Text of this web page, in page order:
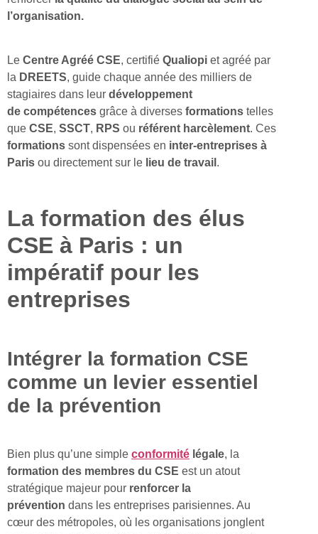
l’organisation.
Le Centre Agréé CSE, certifié Qualiopi et agréé par
la DREETS, guide chaque année des milliers de
stagiaires dans leur développement
de compétences grâce à diverses formations telles
que CSE, SSCT, RPS ou référent harcèlement. Ces
formations sont dispensées en inter-entreprises à
Paris ou directement sur le lieu de travail .
La formation des élus
CSE à Paris : un
impératif pour les
entreprises
Intégrer la formation CSE
comme un levier essentiel
de la prévention
Bien plus qu’une simple conformité légale, la
formation des membres du CSE est un atout
stratégique majeur pour renforcer la
prévention dans les entreprises parisiennes. Au
cœur des métropoles, où les organisations jonglent